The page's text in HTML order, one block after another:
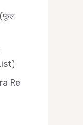
(फूल
Re